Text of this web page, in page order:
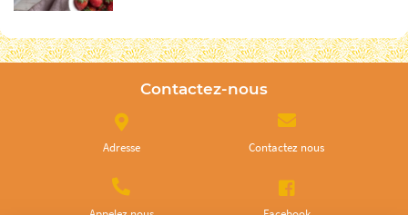
Contactez-nous
Adresse Contactez nous